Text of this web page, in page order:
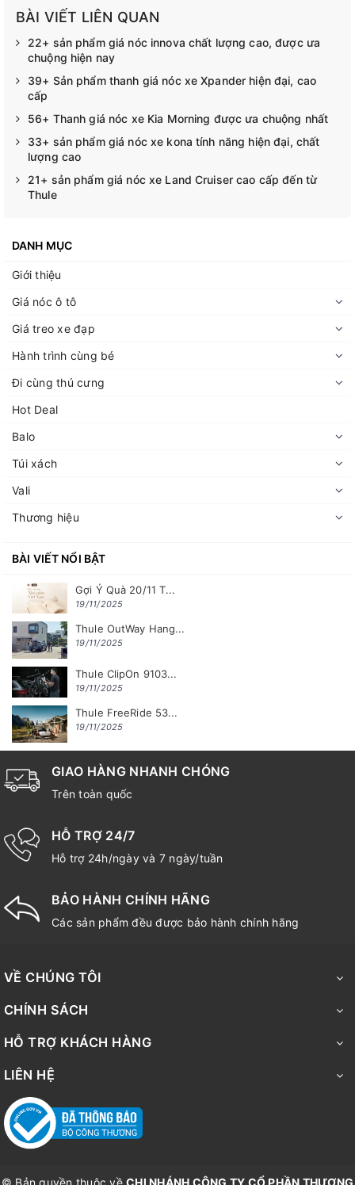
BÀI VIẾT LIÊN QUAN
22+ sản phẩm giá nóc innova chất lượng cao, được ưa
chuộng hiện nay
39+ Sản phẩm thanh giá nóc xe Xpander hiện đại, cao
cấp
56+ Thanh giá nóc xe Kia Morning được ưa chuộng nhất
33+ sản phẩm giá nóc xe kona tính năng hiện đại, chất
lượng cao
21+ sản phẩm giá nóc xe Land Cruiser cao cấp đến từ
Thule
DANH MỤC
Giới thiệu
Giá nóc ô tô
Giá treo xe đạp
Hành trình cùng bé
Đi cùng thú cưng
Hot Deal
Balo
Túi xách
Vali
Thương hiệu
BÀI VIẾT NỔI BẬT
Gợi Ý Quà 20/11 T...
19/11/2025
Thule OutWay Hang...
19/11/2025
Thule ClipOn 9103...
19/11/2025
Thule FreeRide 53...
19/11/2025
GIAO HÀNG NHANH CHÓNG
Trên toàn quốc
HỖ TRỢ 24/7
Hỗ trợ 24h/ngày và 7 ngày/tuần
BẢO HÀNH CHÍNH HÃNG
Các sản phẩm đều được bảo hành chính hãng
VỀ CHÚNG TÔI
CHÍNH SÁCH
HỖ TRỢ KHÁCH HÀNG
LIÊN HỆ